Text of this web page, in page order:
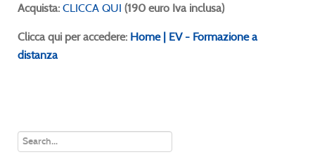
Acquista: CLICCA QUI (190 euro Iva inclusa)
Clicca qui per accedere: Home | EV - Formazione a
distanza